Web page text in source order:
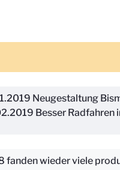
Neugestaltung
Besser Radfahren
fanden wieder viele